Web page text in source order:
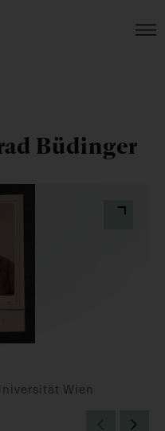
Büdinger
Wien